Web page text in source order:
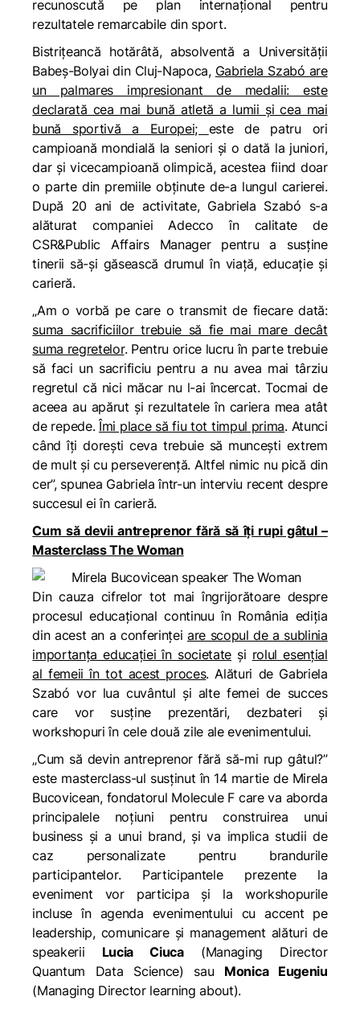
recunoscută pe plan internațional pentru
rezultatele remarcabile din sport.
Bistrițeancă hotărâtă, absolventă a Universității
Babeș-Bolyai din Cluj-Napoca, Gabriela Szabó are
un palmares impresionant de medalii: este
declarată cea mai bună atletă a lumii și cea mai
bună sportivă a Europei; este de patru ori
campioană mondială la seniori și o dată la juniori,
dar și vicecampioană olimpică, acestea fiind doar
o parte din premiile obținute de-a lungul carierei.
După 20 ani de activitate, Gabriela Szabó s-a
alăturat companiei Adecco în calitate de
CSR&Public Affairs Manager pentru a susține
tinerii să-și găsească drumul în viață, educație și
carieră.
„Am o vorbă pe care o transmit de fiecare dată:
suma sacrificiilor trebuie să fie mai mare decât
suma regretelor. Pentru orice lucru în parte trebuie
să faci un sacrificiu pentru a nu avea mai târziu
regretul că nici măcar nu l-ai încercat. Tocmai de
aceea au apărut și rezultatele în cariera mea atât
de repede.Îmi place să fiu tot timpul prima. Atunci
când îți dorești ceva trebuie să muncești extrem
de mult și cu perseverență. Altfel nimic nu pică din
cer”, spunea Gabriela într-un interviu recent despre
succesul ei în carieră.
Cum să devii antreprenor fără să îți rupi gâtul –
Masterclass The Woman
Din cauza cifrelor tot mai îngrijorătoare despre
procesul educațional continuu în România ediția
din acest an a conferinței are scopul de a sublinia
importanța educației în societate și rolul esențial
al femeii în tot acest proces. Alături de Gabriela
Szabó vor lua cuvântul și alte femei de succes
care vor susține prezentări, dezbateri și
workshopuri în cele două zile ale evenimentului.
„Cum să devin antreprenor fără să-mi rup gâtul?”
este masterclass-ul susținut în 14 martie de Mirela
Bucovicean, fondatorul Molecule F care va aborda
principalele noțiuni pentru construirea unui
business și a unui brand, și va implica studii de
caz personalizate pentru brandurile
participantelor. Participantele prezente la
eveniment vor participa și la workshopurile
incluse în agenda evenimentului cu accent pe
leadership, comunicare și management alături de
speakerii Lucia Ciuca(Managing Director
Quantum Data Science) sau Monica Eugeniu
(Managing Director learning about).